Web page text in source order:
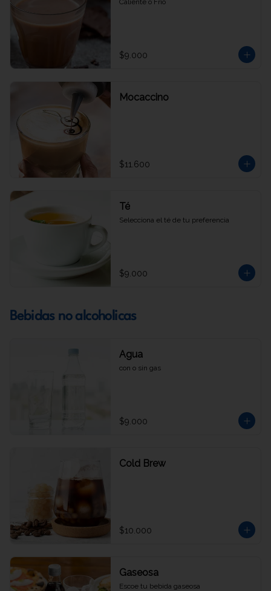
Caliente o Frío
$9.000
Mocaccino
$11.600
Té
Selecciona el té de tu preferencia
$9.000
Bebidas no alcoholicas
Agua
con o sin gas
$9.000
Cold Brew
$10.000
Gaseosa
Escoe tu bebida gaseosa